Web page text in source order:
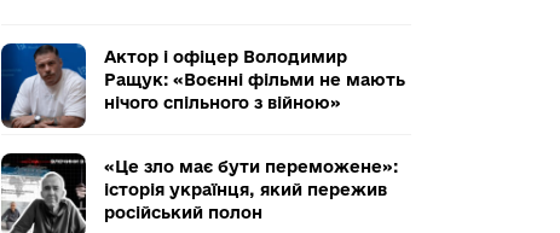
Актор і офіцер Володимир
Ращук: «Воєнні фільми не мають
нічого спільного з війною»
«Це зло має бути переможене»:
історія українця, який пережив
російський полон